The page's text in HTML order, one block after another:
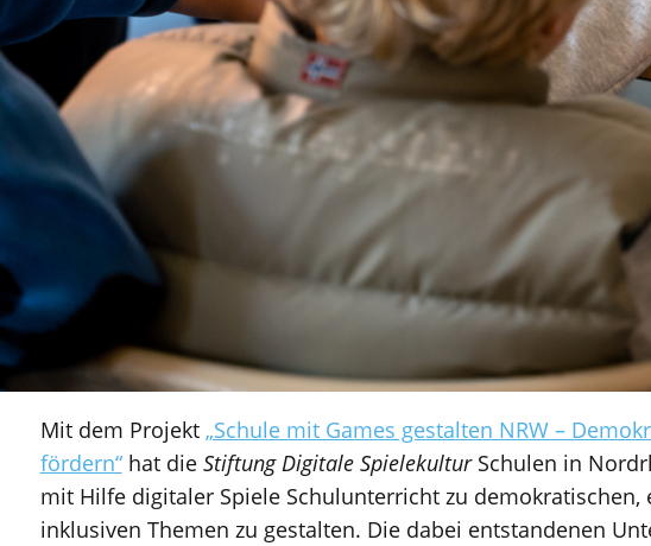
Mit dem Projekt „Schule mit Games gestalten NRW –
fördern“hat die Stiftung Digitale SpielekulturSchulen in
mit Hilfe digitaler Spiele Schulunterricht zu
inklusiven Themen zu gestalten. Die dabei entstandenen